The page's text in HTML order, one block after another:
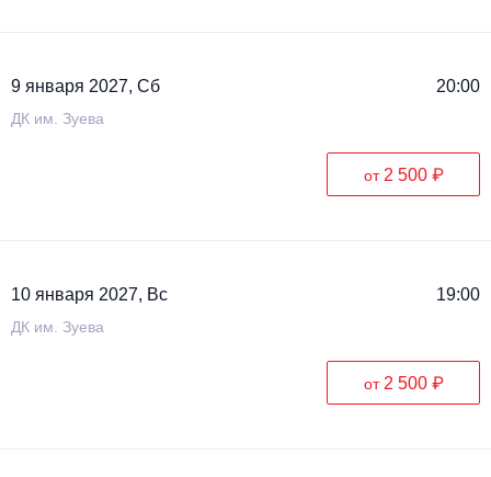
9 января 2027, Сб 20:00
ДК им. Зуева
от 2 500 ₽
10 января 2027, Вс 19:00
ДК им. Зуева
от 2 500 ₽